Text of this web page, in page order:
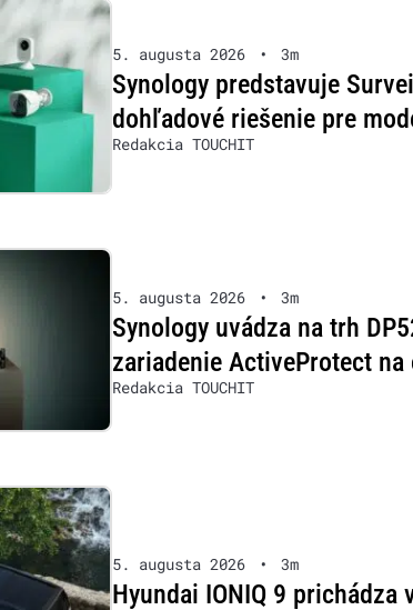
5. augusta 2026 • 3m
Synology predstavuje
dohľadové riešenie pre
Redakcia TOUCHIT
5. augusta 2026 • 3m
Synology uvádza na trh
zariadenie ActiveProtect
Redakcia TOUCHIT
5. augusta 2026 • 3m
Hyundai IONIQ 9